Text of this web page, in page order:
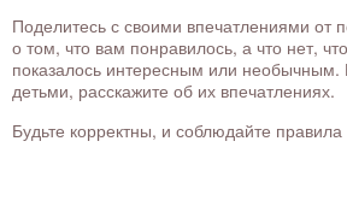
Поделитесь с своими впечатлениями от
о том, что вам понравилось, а что нет,
показалось интересным или необычным.
детьми, расскажите об их впечатлениях.
Будьте корректны, и соблюдайте